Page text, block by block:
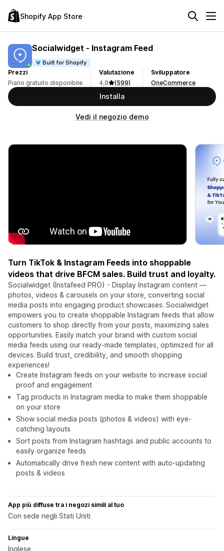
Shopify App Store
Socialwidget ‑ Instagram Feed
Built for Shopify
Prezzi
Piano gratuito disponibile
Valutazione
4,9
(599)
Sviluppatore
OneCommerce
Installa
Vedi il negozio demo
Turn TikTok & Instagram Feeds into shoppable
videos that drive BFCM sales. Build trust and loyalty.
Socialwidget (Instafeed PRO) - Display Instagram content —
photos, videos & carousels on your store, converting social
media posts into engaging product showcases. Socialwidget
empowers you to create shoppable Instagram feeds that allow
customers to shop directly from your posts, maximizing sales
opportunities. Easily match your brand with custom social
media feeds using our ready-made templates, optimized for all
devices. Build trust, credibility, and smooth shopping
experiences!
Create Instagram feeds on your website to increase social
proof and engagement
Tag products in Instagram media to make them shoppable
on your store
Show social media posts (photos & videos) with eye-
catching layouts
Sort posts from Instagram hashtags and public accounts to
easily organize feeds
Automatically drive fresh new content with auto-updating
posts & videos
App più diffuse tra i negozi simili al tuo
Con sede negli Stati Uniti
Lingue
Inglese